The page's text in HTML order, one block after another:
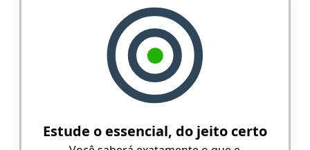
Estude o essencial, do jeito certo